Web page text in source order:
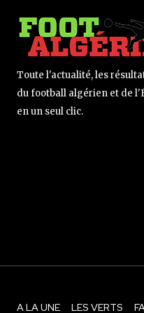
Toute l'actualité, les
du football algérien et de
en un seul clic.
A LA UNE LES VERTS